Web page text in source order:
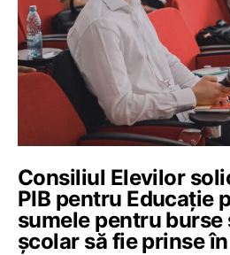
Consiliul Elevilor
PIB pentru Educație
sumele pentru
școlar să fie prinse